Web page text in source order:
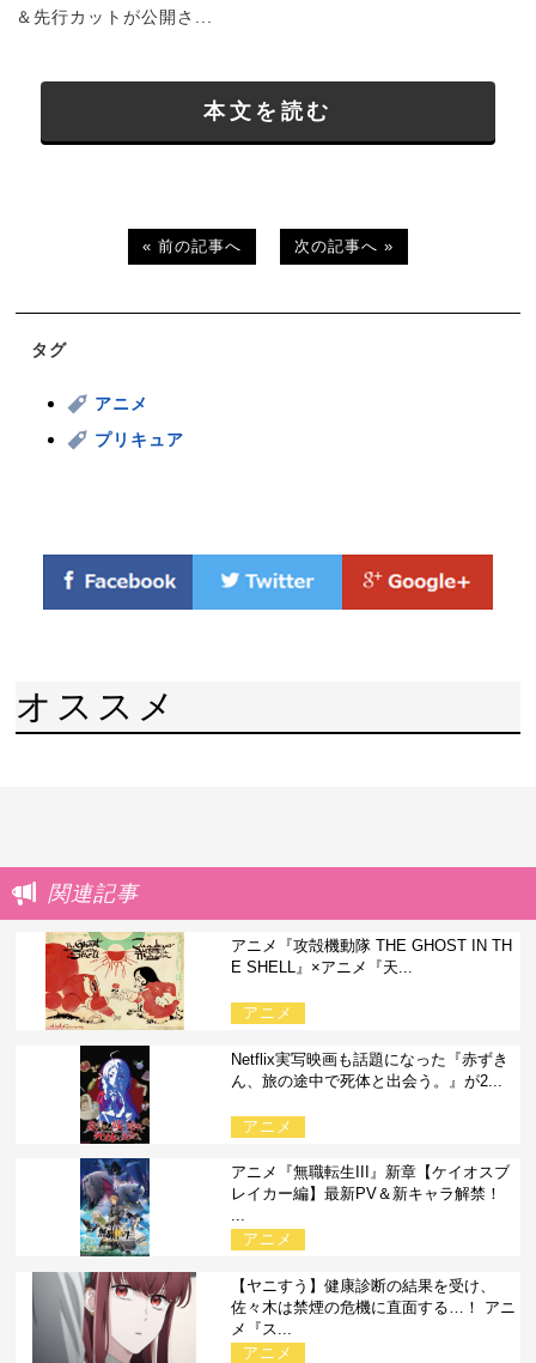
＆先行カットが公開さ...
本文を読む
« 前の記事へ 次の記事へ »
タグ
アニメ
プリキュア
オススメ
関連記事
アニメ『攻殻機動隊 THE GHOST IN TH
E SHELL』×アニメ『天...
アニメ
Netflix実写映画も話題になった『赤ずき
ん、旅の途中で死体と出会う。』が2...
アニメ
アニメ『無職転生III』新章【ケイオスブ
レイカー編】最新PV＆新キャラ解禁！
...
アニメ
【ヤニすう】健康診断の結果を受け、
佐々木は禁煙の危機に直面する…！ アニ
メ『ス...
アニメ